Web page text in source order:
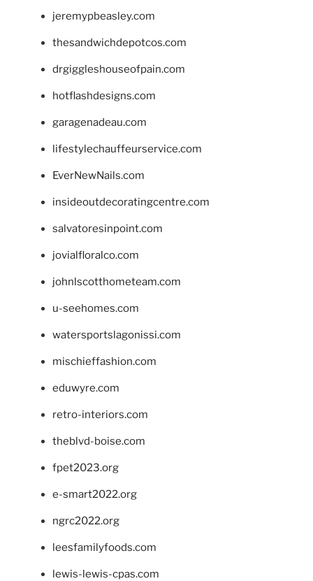
jeremypbeasley.com
thesandwichdepotcos.com
drgiggleshouseofpain.com
hotflashdesigns.com
garagenadeau.com
lifestylechauffeurservice.com
EverNewNails.com
insideoutdecoratingcentre.com
salvatoresinpoint.com
jovialfloralco.com
johnlscotthometeam.com
u-seehomes.com
watersportslagonissi.com
mischieffashion.com
eduwyre.com
retro-interiors.com
theblvd-boise.com
fpet2023.org
e-smart2022.org
ngrc2022.org
leesfamilyfoods.com
lewis-lewis-cpas.com